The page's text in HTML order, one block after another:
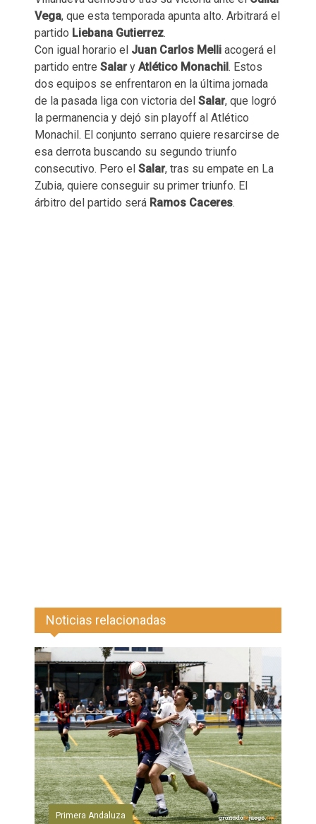
Vega, que esta temporada apunta alto. Arbitrará el
partido Liebana Gutierrez.
Con igual horario el Juan Carlos Melli acogerá el
partido entre Salary Atlético Monachil . Estos
dos equipos se enfrentaron en la última jornada
de la pasada liga con victoria del Salar, que logró
la permanencia y dejó sin playoff al Atlético
Monachil. El conjunto serrano quiere resarcirse de
esa derrota buscando su segundo triunfo
consecutivo. Pero el Salar, tras su empate en La
Zubia, quiere conseguir su primer triunfo. El
árbitro del partido será Ramos Caceres.
Noticias relacionadas
Primera Andaluza